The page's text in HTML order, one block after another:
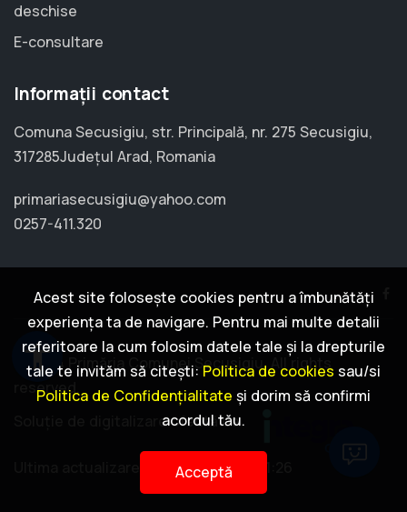
accessibility
deschise
E-consultare
Informații contact
Comuna Secusigiu, str. Principală, nr. 275 Secusigiu,
317285Județul Arad, Romania
primariasecusigiu@yahoo.com
0257-411.320
© 2024 Primăria Comunei Secusigiu. All rights
reserved.
Soluție de digitalizare oferită de
Ultima actualizare: 2026-07-24 09:01:26
Acest site folosește cookies pentru a îmbunătăți
experiența ta de navigare. Pentru mai multe detalii
referitoare la cum folosim datele tale și la drepturile
tale te invităm să citești: Politica de cookies sau/si
Politica de Confidențialitate și dorim să confirmi
acordul tău.
Acceptă